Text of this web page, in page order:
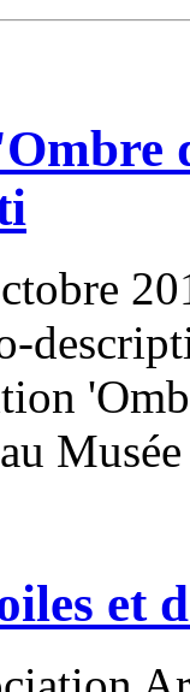
et